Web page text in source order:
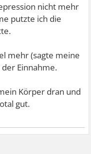
nicht mehr
putzte ich die
mehr (sagte meine
Einnahme.
Körper dran und
gut.